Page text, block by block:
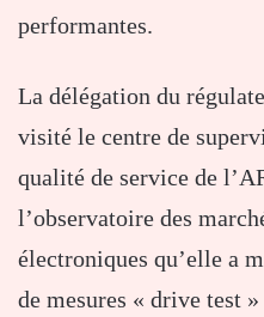
performantes.
La délégation du
visité le centre de
qualité de service de
l’observatoire des
électroniques qu’elle a
de mesures « drive test